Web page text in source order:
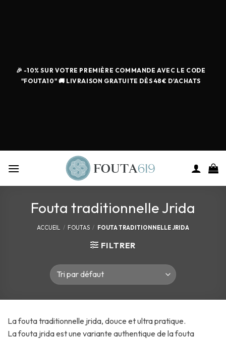
🎉 -10% SUR VOTRE PREMIÈRE COMMANDE AVEC LE CODE
"FOUTA10" 🚚 LIVRAISON GRATUITE DÈS 48€ D'ACHATS
Fouta traditionnelle Jrida
ACCUEIL / FOUTAS / FOUTA TRADITIONNELLE JRIDA
FILTRER
La fouta traditionnelle jrida, douce et ultra pratique.
La fouta jrida est une variante authentique de la fouta